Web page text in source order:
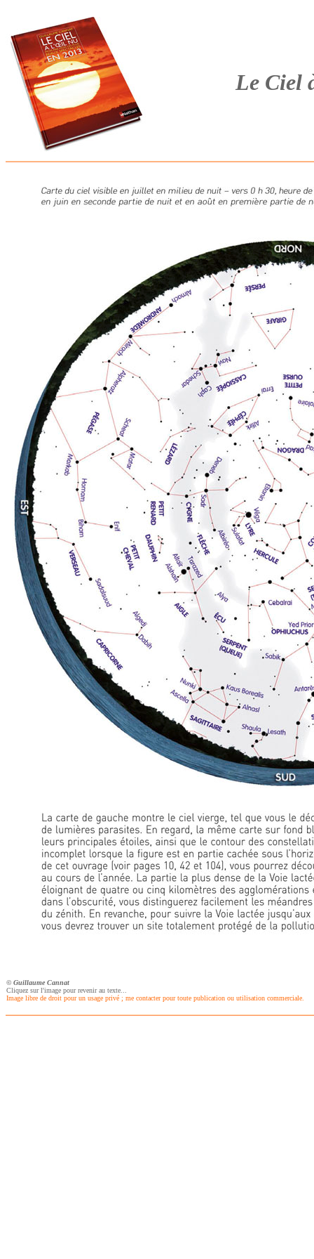
Le Ciel
© Guillaume Cannat
Cliquez sur l'image pour revenir au texte...
Image libre de droit pour un usage privé ; me contacter pour toute publication ou utilisation commerciale.